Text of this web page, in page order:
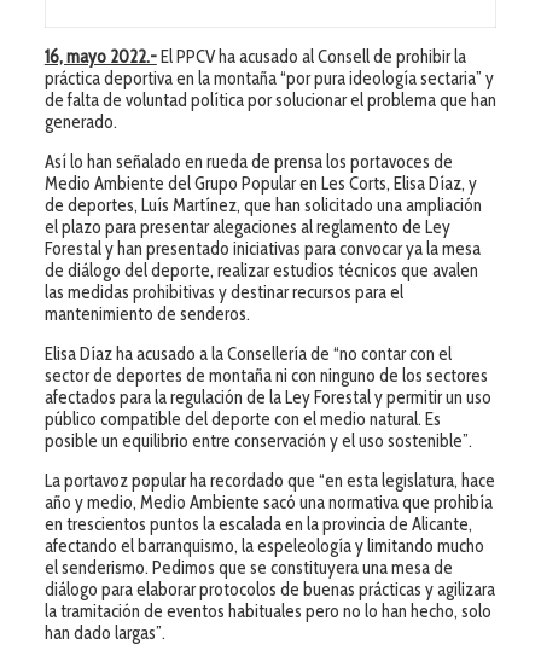
16, mayo 2022.-El PPCV ha acusado al Consell de prohibir la
práctica deportiva en la montaña “por pura ideología sectaria” y
de falta de voluntad política por solucionar el problema que han
generado.
Así lo han señalado en rueda de prensa los portavoces de
Medio Ambiente del Grupo Popular en Les Corts, Elisa Díaz, y
de deportes, Luís Martínez, que han solicitado una ampliación
el plazo para presentar alegaciones al reglamento de Ley
Forestal y han presentado iniciativas para convocar ya la mesa
de diálogo del deporte, realizar estudios técnicos que avalen
las medidas prohibitivas y destinar recursos para el
mantenimiento de senderos.
Elisa Díaz ha acusado a la Consellería de “no contar con el
sector de deportes de montaña ni con ninguno de los sectores
afectados para la regulación de la Ley Forestal y permitir un uso
público compatible del deporte con el medio natural. Es
posible un equilibrio entre conservación y el uso sostenible”.
La portavoz popular ha recordado que “en esta legislatura, hace
año y medio, Medio Ambiente sacó una normativa que prohibía
en trescientos puntos la escalada en la provincia de Alicante,
afectando el barranquismo, la espeleología y limitando mucho
el senderismo. Pedimos que se constituyera una mesa de
diálogo para elaborar protocolos de buenas prácticas y agilizara
la tramitación de eventos habituales pero no lo han hecho, solo
han dado largas”.